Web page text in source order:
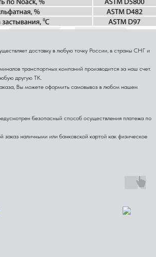
доставку в любую точку России, в страны СНГ и
транспортных компаний производится за наш счет.
другую ТК.
Вы можете оформить самовывоз в любом нашем
безопасный способ осуществления платежа по
заказ наличными или банковской картой как физическое